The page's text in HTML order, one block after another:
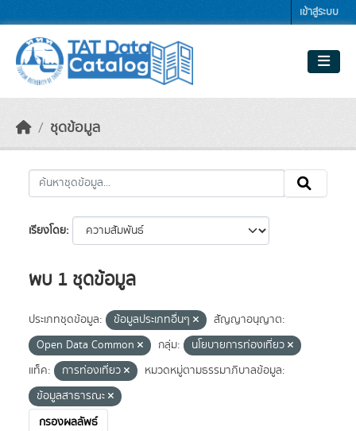
เข้าสู่ระบบ
ชุดข้อมูล
เรียงโดย
พบ 1 ชุดข้อมูล
ประเภทชุดข้อมูล: ข้อมูลประเภทอื่นๆ
สัญญาอนุญาต:
Open Data Common
กลุ่ม:
นโยบายการท่องเที่ยว
แท็ค:
การท่องเที่ยว
หมวดหมู่ตามธรรมาภิบาลข้อมูล:
ข้อมูลสาธารณะ
กรองผลลัพธ์